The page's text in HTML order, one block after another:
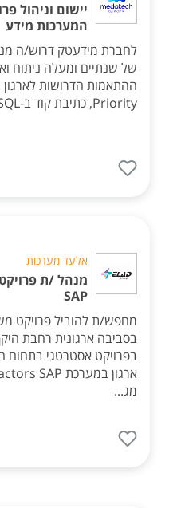
יישום וניהול
המערכות מידע
לחברת מידעטק דרוש/ה
של שנתיים ומעלה ניתוח
Priority, כתיבת קוד ב-SQL (יתרון)
אלעד מערכות
SAP
בסביבה ארגונית רחבת
בפרויקט אסטרטגי בתחום
מג...